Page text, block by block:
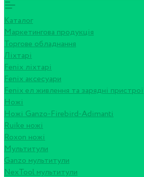
Каталог
Маркетингова продукція
Торгове обладнання
Ліхтарі
Fenix ліхтарі
Fenix аксесуари
Fenix ел живлення та зарядні пристрої
Ножі
Ножі Ganzo-Firebird-Adimanti
Ruike ножі
Roxon ножi
Мультитули
Ganzo мультитули
NexTool мультитули